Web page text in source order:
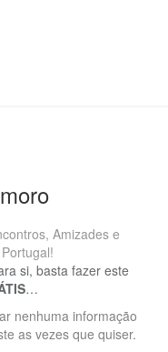
Amizades e
si, basta fazer este
…
nenhuma informação
as vezes que quiser.